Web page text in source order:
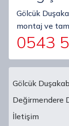
Gölcük
montaj ve
0543
Main
Gölcük
Değirmendere
İletişim